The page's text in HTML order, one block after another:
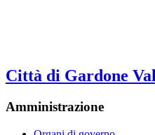
Città di Gardone
Amministrazione